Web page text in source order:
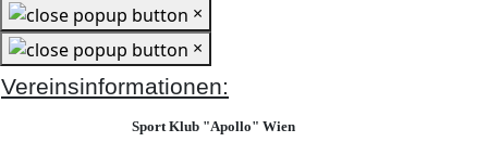
×
×
Vereinsinformationen:
Sport Klub "Apollo" Wien